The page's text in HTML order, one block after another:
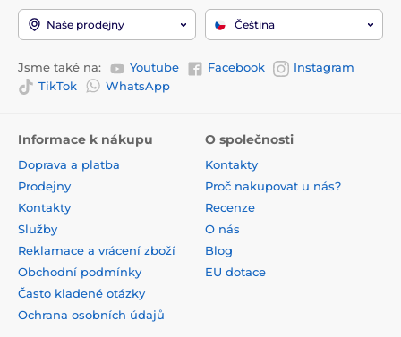
Naše prodejny Čeština
Jsme také na: Youtube Facebook
Instagram
TikTok
WhatsApp
Informace k nákupu
Doprava a platba
Prodejny
Kontakty
Služby
Reklamace a vrácení zboží
Obchodní podmínky
Často kladené otázky
Ochrana osobních údajů
O společnosti
Kontakty
Proč nakupovat u nás?
Recenze
O nás
Blog
EU dotace